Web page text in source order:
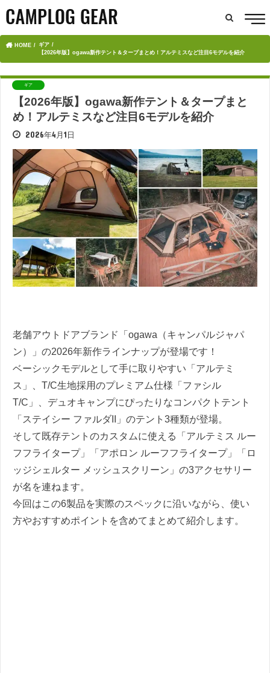
HOME
ギア
【2026年版】ogawa新作テント＆タープまとめ！アルテミスなど注目6モデルを紹介
ギア
【2026年版】ogawa新作テント＆タープまと
め！アルテミスなど注目6モデルを紹介
2026年4月1日
老舗アウトドアブランド「ogawa（キャンパルジャパ
ン）」の2026年新作ラインナップが登場です！
ベーシックモデルとして手に取りやすい「アルテミ
ス」、T/C生地採用のプレミアム仕様「ファシル
T/C」、デュオキャンプにぴったりなコンパクトテント
「ステイシー ファルダII」のテント3種類が登場。
そして既存テントのカスタムに使える「アルテミス ルー
フフライタープ」「アポロン ルーフフライタープ」「ロ
ッジシェルター メッシュスクリーン」の3アクセサリー
が名を連ねます。
今回はこの6製品を実際のスペックに沿いながら、使い
方やおすすめポイントを含めてまとめて紹介します。